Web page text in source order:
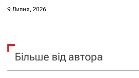
9 Липня, 2026
Більше від автора